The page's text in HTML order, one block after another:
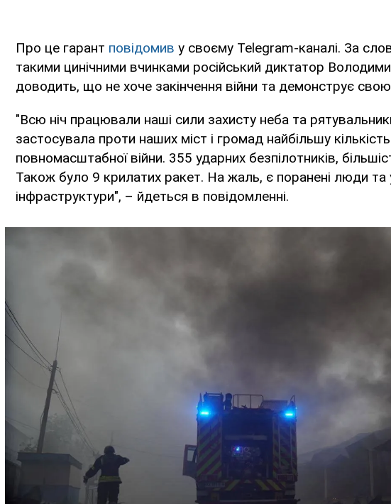
Про це гарант повідомив у своєму Telegram-каналі. За
такими цинічними вчинками російський диктатор
доводить, що не хоче закінчення війни та демонструє свою
"Всю ніч працювали наші сили захисту неба та
застосувала проти наших міст і громад найбільшу
повномасштабної війни. 355 ударних безпілотників,
Також було 9 крилатих ракет. На жаль, є поранені люди та
інфраструктури", – йдеться в повідомленні.